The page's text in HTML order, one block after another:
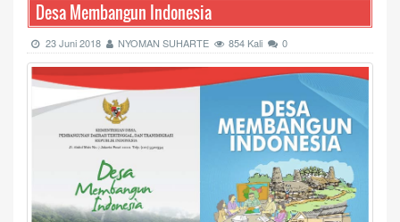
Desa Membangun Indonesia
23 Juni 2018 NYOMAN SUHARTE 854 Kali 0